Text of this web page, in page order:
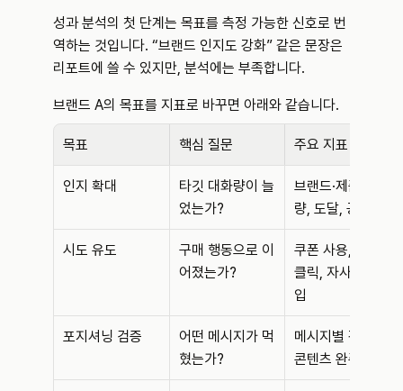
성과 분석의 첫 단계는 목표를 측정 가능한 신호로 번
역하는 것입니다. “브랜드 인지도 강화” 같은 문장은
리포트에 쓸 수 있지만, 분석에는 부족합니다.
브랜드 A의 목표를 지표로 바꾸면 아래와 같습니다.
목표 핵심 질문 주요 지표
인지 확대
타깃 대화량이 늘
었는가?
브랜드·제품 버즈
량, 도달, 공유
시도 유도
구매 행동으로 이
어졌는가?
쿠폰 사용, 랜딩
클릭, 자사몰 유
입
포지셔닝 검증
어떤 메시지가 먹
혔는가?
메시지별 감성,
콘텐츠 완주율